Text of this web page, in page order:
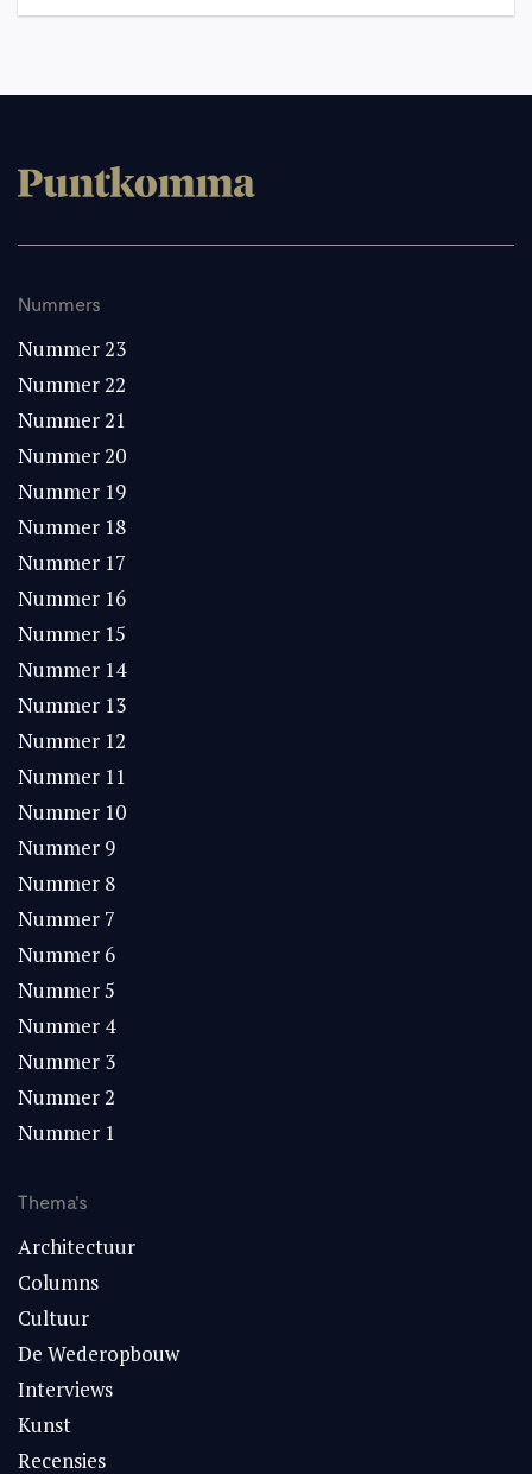
Nummers
Nummer 23
Nummer 22
Nummer 21
Nummer 20
Nummer 19
Nummer 18
Nummer 17
Nummer 16
Nummer 15
Nummer 14
Nummer 13
Nummer 12
Nummer 11
Nummer 10
Nummer 9
Nummer 8
Nummer 7
Nummer 6
Nummer 5
Nummer 4
Nummer 3
Nummer 2
Nummer 1
Thema's
Architectuur
Columns
Cultuur
De Wederopbouw
Interviews
Kunst
Recensies